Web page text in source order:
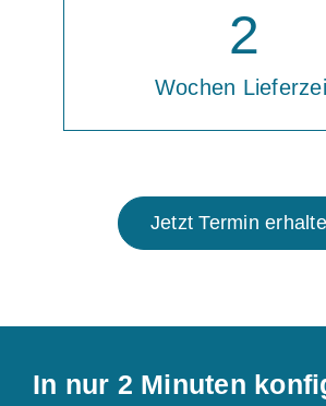
2
Wochen
Jetzt Termin
In nur 2 Minuten